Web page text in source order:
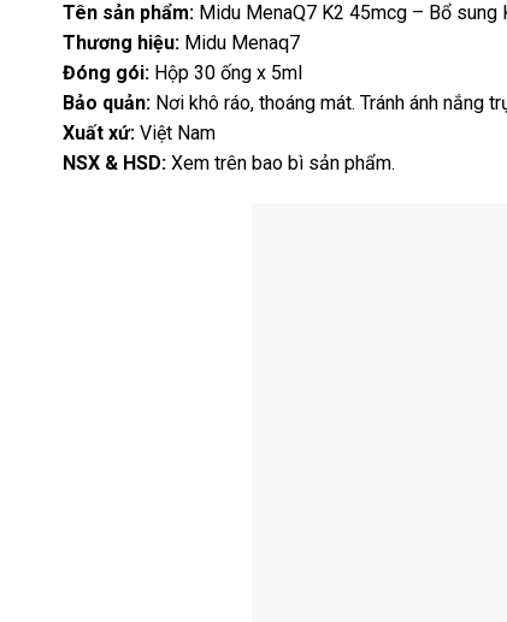
Tên sản phẩm: Midu MenaQ7 K2 45mcg – Bổ sung
Thương hiệu: Midu Menaq7
Đóng gói: Hộp 30 ống x 5ml
Bảo quản: Nơi khô ráo, thoáng mát. Tránh ánh nắng
Xuất xứ: Việt Nam
NSX & HSD: Xem trên bao bì sản phẩm.